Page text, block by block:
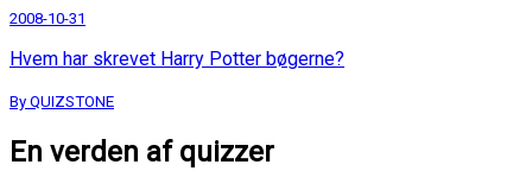
2008-10-31
Hvem har skrevet Harry Potter bøgerne?
By QUIZSTONE
En verden af quizzer